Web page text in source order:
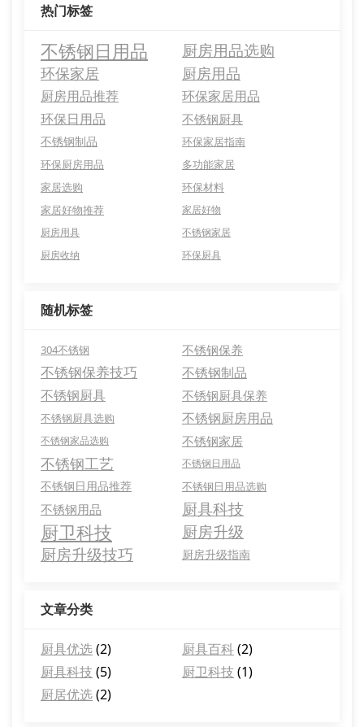
热门标签
不锈钢日用品 厨房用品选购
环保家居 厨房用品
厨房用品推荐
环保家居用品
环保日用品
不锈钢厨具
不锈钢制品
环保家居指南
环保厨房用品
多功能家居
家居选购
环保材料
家居好物推荐
家居好物
厨房用具
不锈钢家居
厨房收纳
环保厨具
随机标签
304不锈钢 不锈钢保养
不锈钢保养技巧
不锈钢制品
不锈钢厨具
不锈钢厨具保养
不锈钢厨具选购 不锈钢厨房用品
不锈钢家品选购 不锈钢家居
不锈钢工艺 不锈钢日用品
不锈钢日用品推荐 不锈钢日用品选购
不锈钢用品 厨具科技
厨卫科技
厨房升级
厨房升级技巧
厨房升级指南
文章分类
厨具优选(2) 厨具百科(2)
厨具科技 (5) 厨卫科技 (1)
厨居优选(2)